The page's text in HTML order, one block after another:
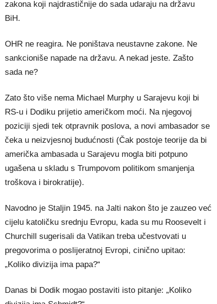
zakona koji najdrastičnije do sada udaraju na državu
BiH.
OHR ne reagira. Ne poništava neustavne zakone. Ne
sankcioniše napade na državu. A nekad jeste. Zašto
sada ne?
Zato što više nema Michael Murphy u Sarajevu koji bi
RS-u i Dodiku prijetio američkom moći. Na njegovoj
poziciji sjedi tek otpravnik poslova, a novi ambasador se
čeka u neizvjesnoj budućnosti (Čak postoje teorije da bi
američka ambasada u Sarajevu mogla biti potpuno
ugašena u skladu s Trumpovom politikom smanjenja
troškova i birokratije).
Navodno je Staljin 1945. na Jalti nakon što je zauzeo već
cijelu katoličku srednju Evropu, kada su mu Roosevelt i
Churchill sugerisali da Vatikan treba učestvovati u
pregovorima o poslijeratnoj Evropi, cinično upitao:
„Koliko divizija ima papa?“
Danas bi Dodik mogao postaviti isto pitanje: „Koliko